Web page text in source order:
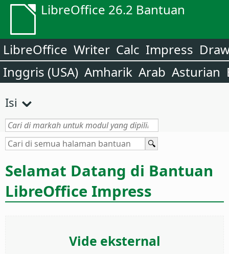
LibreOffice 26.2 Bantuan
LibreOffice Writer Calc Impress
Inggris (USA) Amharik Arab Asturian
Isi
Selamat Datang di Bantuan
LibreOffice Impress
Vide eksternal